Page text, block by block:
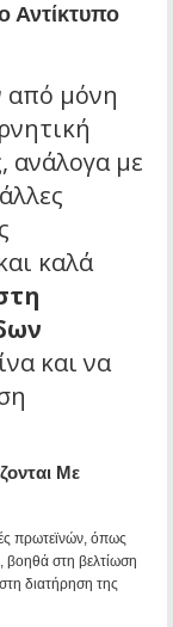
Αντίκτυπο
από μόνη
ανάλογα με
καλά
και να
Με
πρωτεϊνών, όπως
βοηθά στη βελτίωση
διατήρηση της